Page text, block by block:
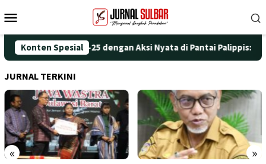
ke
Mobile
Konten Spesial
Peringati HUT ke-25 dengan Aksi Nyata di Pantai Palippis:
JURNAL TERKINI
« »